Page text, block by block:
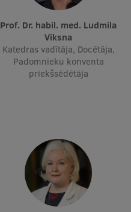
kursi
Prof. Dr. habil. med. Ludmila
Vīksna
Katedras vadītāja, Docētāja,
Padomnieku konventa
priekšsēdētāja